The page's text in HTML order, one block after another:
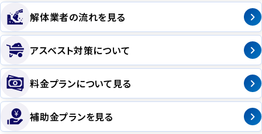
解体業者の流れを見る
アスベスト対策について
料金プランについて見る
補助金プランを見る